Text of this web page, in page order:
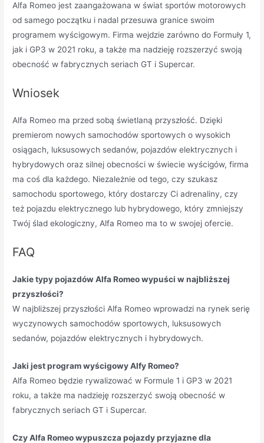
Alfa Romeo jest zaangażowana w świat sportów motorowych
od samego początku i nadal przesuwa granice swoim
programem wyścigowym. Firma wejdzie zarówno do Formuły 1,
jak i GP3 w 2021 roku, a także ma nadzieję rozszerzyć swoją
obecność w fabrycznych seriach GT i Supercar.
Wniosek
Alfa Romeo ma przed sobą świetlaną przyszłość. Dzięki
premierom nowych samochodów sportowych o wysokich
osiągach, luksusowych sedanów, pojazdów elektrycznych i
hybrydowych oraz silnej obecności w świecie wyścigów, firma
ma coś dla każdego. Niezależnie od tego, czy szukasz
samochodu sportowego, który dostarczy Ci adrenaliny, czy
też pojazdu elektrycznego lub hybrydowego, który zmniejszy
Twój ślad ekologiczny, Alfa Romeo ma to w swojej ofercie.
FAQ
Jakie typy pojazdów Alfa Romeo wypuści w najbliższej
przyszłości?
W najbliższej przyszłości Alfa Romeo wprowadzi na rynek serię
wyczynowych samochodów sportowych, luksusowych
sedanów, pojazdów elektrycznych i hybrydowych.
Jaki jest program wyścigowy Alfy Romeo?
Alfa Romeo będzie rywalizować w Formule 1 i GP3 w 2021
roku, a także ma nadzieję rozszerzyć swoją obecność w
fabrycznych seriach GT i Supercar.
Czy Alfa Romeo wypuszcza pojazdy przyjazne dla